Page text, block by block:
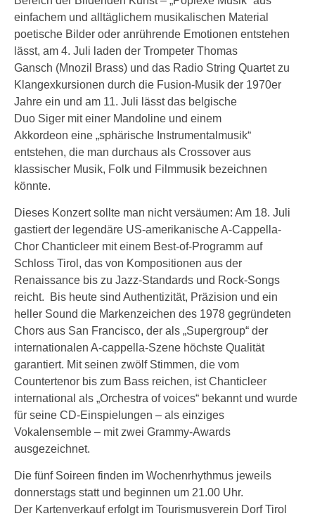
einfachem und alltäglichem musikalischen Material
poetische Bilder oder anrührende Emotionen entstehen
lässt, am 4. Juli laden der Trompeter Thomas
Gansch (Mnozil Brass) und das Radio String Quartet zu
Klangexkursionen durch die Fusion-Musik der 1970er
Jahre ein und am 11. Juli lässt das belgische
Duo Siger mit einer Mandoline und einem
Akkordeon eine „sphärische Instrumentalmusik“
entstehen, die man durchaus als Crossover aus
klassischer Musik, Folk und Filmmusik bezeichnen
könnte.
Dieses Konzert sollte man nicht versäumen: Am 18. Juli
gastiert der legendäre US-amerikanische A-Cappella-
Chor Chanticleer mit einem Best-of-Programm auf
Schloss Tirol, das von Kompositionen aus der
Renaissance bis zu Jazz-Standards und Rock-Songs
reicht. Bis heute sind Authentizität, Präzision und ein
heller Sound die Markenzeichen des 1978 gegründeten
Chors aus San Francisco, der als „Supergroup“ der
internationalen A-cappella-Szene höchste Qualität
garantiert. Mit seinen zwölf Stimmen, die vom
Countertenor bis zum Bass reichen, ist Chanticleer
international als „Orchestra of voices“ bekannt und wurde
für seine CD-Einspielungen – als einziges
Vokalensemble – mit zwei Grammy-Awards
ausgezeichnet.
Die fünf Soireen finden im Wochenrhythmus jeweils
donnerstags statt und beginnen um 21.00 Uhr.
Der Kartenverkauf erfolgt im Tourismusverein Dorf Tirol